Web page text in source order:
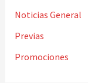
Noticias General
Previas
Promociones